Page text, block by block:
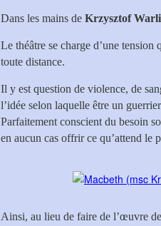
Dans les mains de Krzysztof
Le théâtre se charge d’une
toute distance.
Il y est question de violence, de
l’idée selon laquelle être un
Parfaitement conscient du besoin
en aucun cas offrir ce qu’attend le
Ainsi, au lieu de faire de l’œuvre de